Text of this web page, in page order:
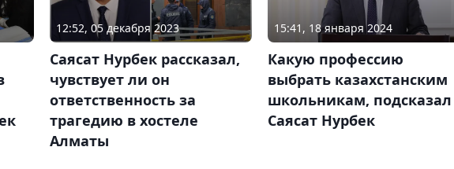
12:52, 05 декабря 2023
Саясат Нурбек рассказал,
чувствует ли он
ответственность за
трагедию в хостеле
Алматы
15:41, 18 января 2024
Какую профессию
выбрать казахстанским
школьникам, подсказал
Саясат Нурбек